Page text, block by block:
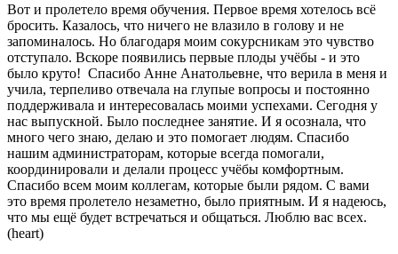
Вот и пролетело время обучения. Первое время хотелось всё
бросить. Казалось, что ничего не влазило в голову и не
запоминалось. Но благодаря моим сокурсникам это чувство
отступало. Вскоре появились первые плоды учёбы - и это
было круто! Спасибо Анне Анатольевне, что верила в меня и
учила, терпеливо отвечала на глупые вопросы и постоянно
поддерживала и интересовалась моими успехами. Сегодня у
нас выпускной. Было последнее занятие. И я осознала, что
много чего знаю, делаю и это помогает людям. Спасибо
нашим администраторам, которые всегда помогали,
координировали и делали процесс учёбы комфортным.
Спасибо всем моим коллегам, которые были рядом. С вами
это время пролетело незаметно, было приятным. И я надеюсь,
что мы ещё будет встречаться и общаться. Люблю вас всех.
(heart)